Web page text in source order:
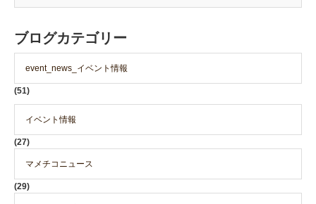
ブログカテゴリー
event_news_イベント情報
(51)
イベント情報
(27)
マメチコニュース
(29)